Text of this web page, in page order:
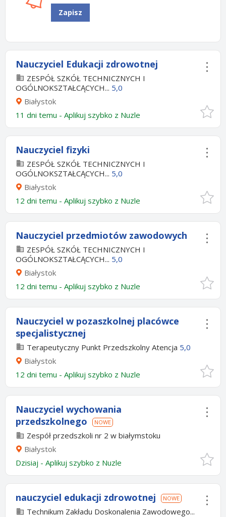
Zapisz
Nauczyciel Edukacji zdrowotnej
ZESPÓŁ SZKÓŁ TECHNICZNYCH I
OGÓLNOKSZTAŁCĄCYCH... 5,0
Białystok
11 dni temu - Aplikuj szybko z Nuzle
Nauczyciel fizyki
ZESPÓŁ SZKÓŁ TECHNICZNYCH I
OGÓLNOKSZTAŁCĄCYCH... 5,0
Białystok
12 dni temu - Aplikuj szybko z Nuzle
Nauczyciel przedmiotów zawodowych
ZESPÓŁ SZKÓŁ TECHNICZNYCH I
OGÓLNOKSZTAŁCĄCYCH... 5,0
Białystok
12 dni temu - Aplikuj szybko z Nuzle
Nauczyciel w pozaszkolnej placówce
specjalistycznej
Terapeutyczny Punkt Przedszkolny Atencja 5,0
Białystok
12 dni temu - Aplikuj szybko z Nuzle
Nauczyciel wychowania
przedszkolnego
NOWE
Zespół przedszkoli nr 2 w białymstoku
Białystok
Dzisiaj - Aplikuj szybko z Nuzle
nauczyciel edukacji zdrowotnej NOWE
Technikum Zakładu Doskonalenia Zawodowego...